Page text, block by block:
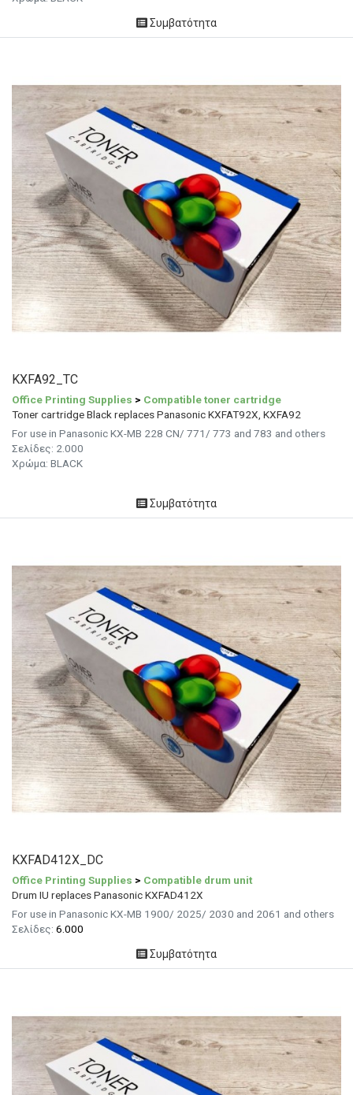
Συμβατότητα
KXFA92_TC
Office Printing Supplies > Compatible toner cartridge
Toner cartridge Black replaces Panasonic KXFAT92X, KXFA92
For use in Panasonic KX-MB 228 CN/ 771/ 773 and 783 and others
Σελίδες: 2.000
Χρώμα: BLACK
Συμβατότητα
KXFAD412X_DC
Office Printing Supplies > Compatible drum unit
Drum IU replaces Panasonic KXFAD412X
For use in Panasonic KX-MB 1900/ 2025/ 2030 and 2061 and others
Σελίδες: 6.000
Συμβατότητα